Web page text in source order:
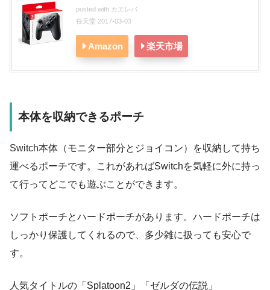
posted with カエレバ
任天堂 2017-03-03
Amazon 楽天市場
本体を収納できるポーチ
Switch本体（モニター部分とジョイコン）を収納して持ち
運べるポーチです。これがあればSwitchを気軽に外に持っ
て行ってどこでも遊ぶことができます。
ソフトポーチとハードポーチがあります。ハードポーチは
しっかり保護してくれるので、多少雑に扱っても安心で
す。
人気タイトルの「Splatoon2」「ゼルダの伝説」